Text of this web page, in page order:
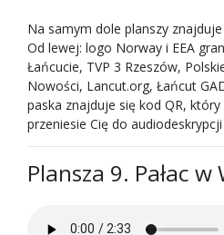
Na samym dole planszy
Od lewej: logo Norway i EEA
Łańcucie, TVP 3 Rzeszów,
Nowości, Lancut.org, Łańcut
paska znajduje się kod QR,
przeniesie Cię do
Plansza 9. Pałac